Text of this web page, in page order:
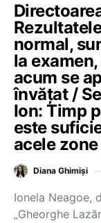
normal,
la
acum se
învățat /
Ion: Timp
este
acele zone
Diana Ghimiși
Ionela Neagoe,
„Gheorghe